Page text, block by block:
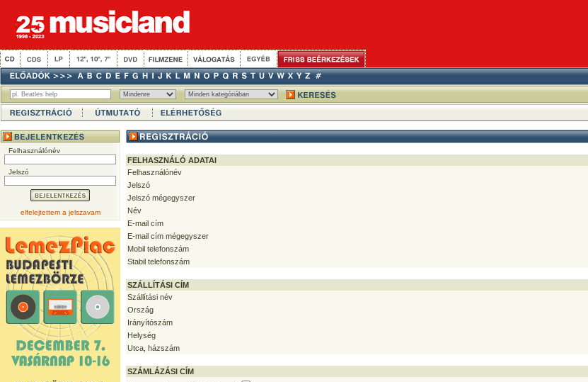
Felhasználónév
Jelszó
elfelejtettem a jelszavam
FELHASZNÁLÓ ADATAI
Felhasználónév
Jelszó
Jelszó mégegyszer
Név
E-mail cím
E-mail cím mégegyszer
Mobil telefonszám
Stabil telefonszám
SZÁLLÍTÁSI CÍM
Szállítási név
Ország
Irányítószám
Helység
Utca, házszám
SZÁMLÁZÁSI CÍM